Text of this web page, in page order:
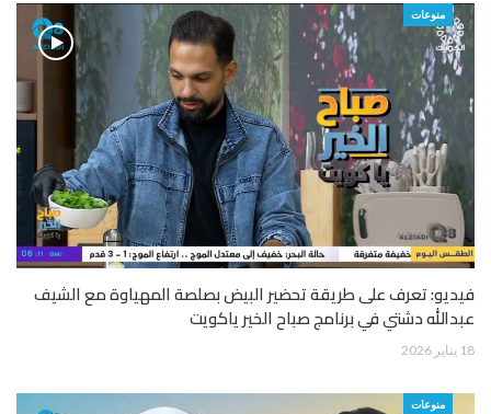
منوعات
فيديو: تعرف على طريقة تحضير البيض بصلصة المهياوة مع الشيف
عبدالله دشتي في برنامج صباح الخير ياكويت
18 يناير 2026
منوعات